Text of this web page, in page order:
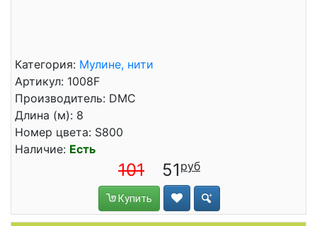
Категория: Мулине, нити
Артикул: 1008F
Производитель: DMC
Длина (м): 8
Номер цвета: S800
Наличие: Есть
101 51
Купить